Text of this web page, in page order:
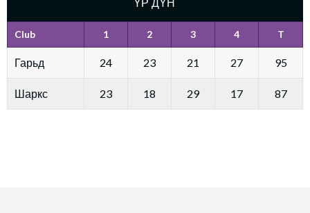
Club 1 2 3 4 T
Гарьд 24 23 21 27 95
Шаркс 23 18 29 17 87